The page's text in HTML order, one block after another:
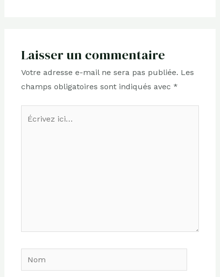
Laisser un commentaire
Votre adresse e-mail ne sera pas publiée. Les
champs obligatoires sont indiqués avec *
Nom